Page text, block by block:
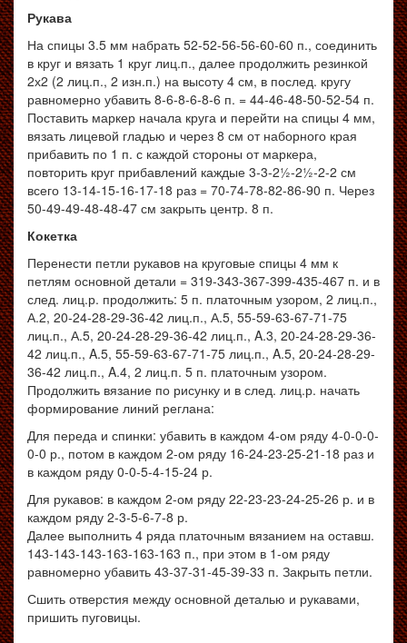
Рукава
На спицы 3.5 мм набрать 52-52-56-56-60-60 п., соединить
в круг и вязать 1 круг лиц.п., далее продолжить резинкой
2х2 (2 лиц.п., 2 изн.п.) на высоту 4 см, в послед. кругу
равномерно убавить 8-6-8-6-8-6 п. = 44-46-48-50-52-54 п.
Поставить маркер начала круга и перейти на спицы 4 мм,
вязать лицевой гладью и через 8 см от наборного края
прибавить по 1 п. с каждой стороны от маркера,
повторить круг прибавлений каждые 3-3-2½-2½-2-2 см
всего 13-14-15-16-17-18 раз = 70-74-78-82-86-90 п. Через
50-49-49-48-48-47 см закрыть центр. 8 п.
Кокетка
Перенести петли рукавов на круговые спицы 4 мм к
петлям основной детали = 319-343-367-399-435-467 п. и в
след. лиц.р. продолжить: 5 п. платочным узором, 2 лиц.п.,
А.2, 20-24-28-29-36-42 лиц.п., А.5, 55-59-63-67-71-75
лиц.п., А.5, 20-24-28-29-36-42 лиц.п., A.3, 20-24-28-29-36-
42 лиц.п., A.5, 55-59-63-67-71-75 лиц.п., A.5, 20-24-28-29-
36-42 лиц.п., A.4, 2 лиц.п. 5 п. платочным узором.
Продолжить вязание по рисунку и в след. лиц.р. начать
формирование линий реглана:
Для переда и спинки: убавить в каждом 4-ом ряду 4-0-0-0-
0-0 р., потом в каждом 2-ом ряду 16-24-23-25-21-18 раз и
в каждом ряду 0-0-5-4-15-24 р.
Для рукавов: в каждом 2-ом ряду 22-23-23-24-25-26 р. и в
каждом ряду 2-3-5-6-7-8 р.
Далее выполнить 4 ряда платочным вязанием на оставш.
143-143-143-163-163-163 п., при этом в 1-ом ряду
равномерно убавить 43-37-31-45-39-33 п. Закрыть петли.
Сшить отверстия между основной деталью и рукавами,
пришить пуговицы.